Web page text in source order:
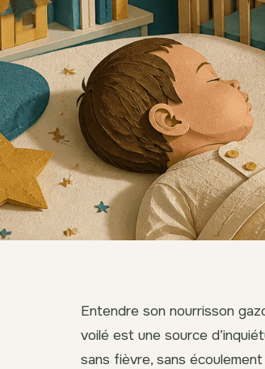
Entendre son nourrisson
voilé est une source
sans fièvre, sans